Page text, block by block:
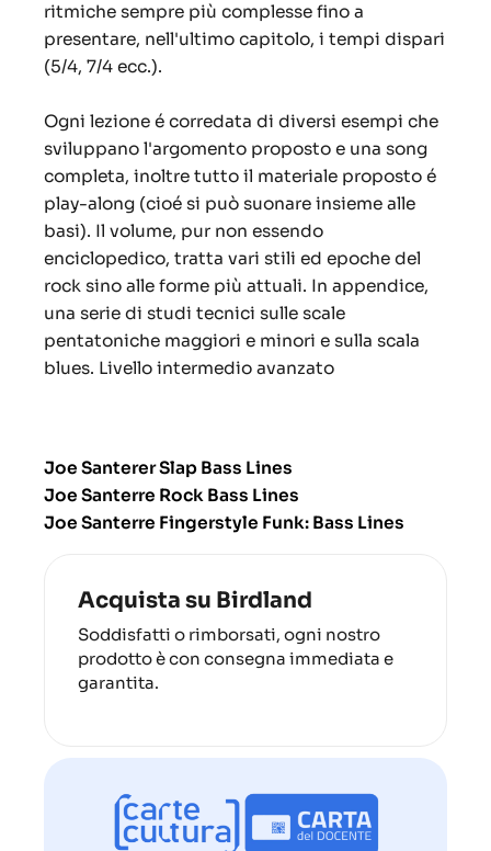
ritmiche sempre più complesse fino a
presentare, nell'ultimo capitolo, i tempi dispari
(5/4, 7/4 ecc.).
Ogni lezione é corredata di diversi esempi che
sviluppano l'argomento proposto e una song
completa, inoltre tutto il materiale proposto é
play-along (cioé si può suonare insieme alle
basi). Il volume, pur non essendo
enciclopedico, tratta vari stili ed epoche del
rock sino alle forme più attuali. In appendice,
una serie di studi tecnici sulle scale
pentatoniche maggiori e minori e sulla scala
blues. Livello intermedio avanzato
Joe Santerer Slap Bass Lines
Joe Santerre Rock Bass Lines
Joe Santerre Fingerstyle Funk: Bass Lines
Acquista su Birdland
Soddisfatti o rimborsati, ogni nostro
prodotto è con consegna immediata e
garantita.